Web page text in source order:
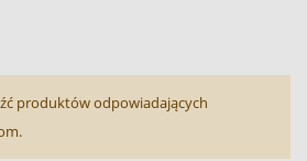
produktów odpowiadających